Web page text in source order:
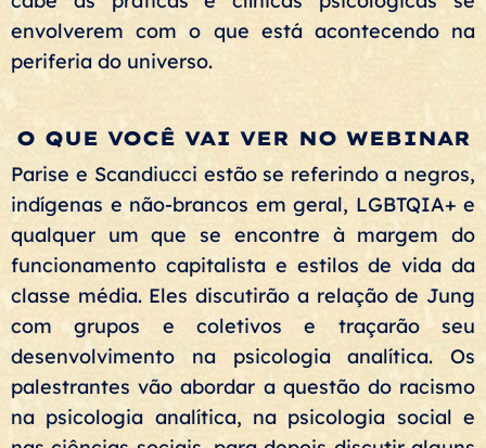
envolverem com o que está acontecendo na
periferia do universo.
O QUE VOCÊ VAI VER NO WEBINAR
Parise e Scandiucci estão se referindo a negros,
indígenas e não-brancos em geral, LGBTQIA+ e
qualquer um que se encontre à margem do
funcionamento capitalista e estilos de vida da
classe média. Eles discutirão a relação de Jung
com grupos e coletivos e traçarão seu
desenvolvimento na psicologia analítica. Os
palestrantes vão abordar a questão do racismo
na psicologia analítica, na psicologia social e